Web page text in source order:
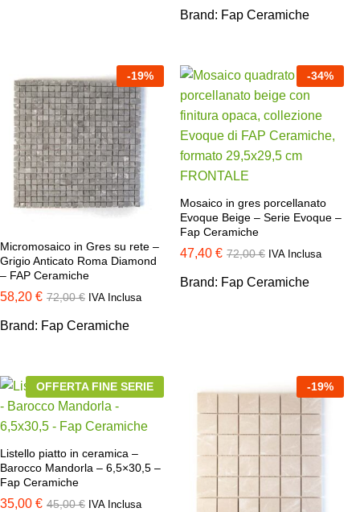
Brand: Fap Ceramiche
-19%
Micromosaico in Gres su rete –
Grigio Anticato Roma Diamond
– FAP Ceramiche
58,20 € 72,00€ IVA Inclusa
Brand: Fap Ceramiche
-34%
Mosaico in gres porcellanato
Evoque Beige – Serie Evoque –
Fap Ceramiche
47,40 € 72,00€ IVA Inclusa
Brand: Fap Ceramiche
OFFERTA FINE SERIE
Listello piatto in ceramica –
Barocco Mandorla – 6,5×30,5 –
Fap Ceramiche
35,00 € 45,00€ IVA Inclusa
-19%